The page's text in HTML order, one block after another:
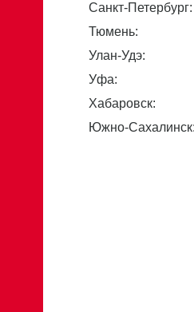
Санкт-Петербург:
Тюмень:
Улан-Удэ:
Уфа:
Хабаровск:
Южно-Сахалинск: